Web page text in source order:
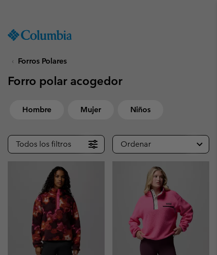
TO
SKIP
MAIN
SKIP
Forros Polares
Forro polar acogedor
Hombre Mujer Niños
Todos los filtros Ordenar